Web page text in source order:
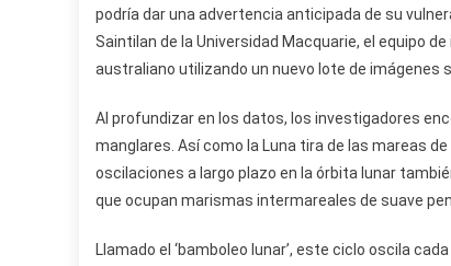
podría dar una advertencia anticipada de su
Saintilan de la Universidad Macquarie, el equipo
australiano utilizando un nuevo lote de imágenes
Al profundizar en los datos, los investigadores
manglares. Así como la Luna tira de las mareas
oscilaciones a largo plazo en la órbita lunar
que ocupan marismas intermareales de suave
Llamado el ‘bamboleo lunar’, este ciclo oscila